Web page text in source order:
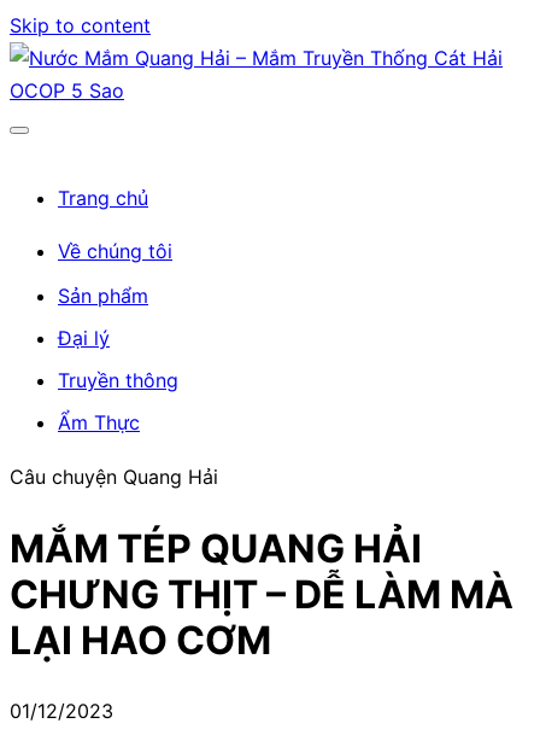
Skip to content
Trang chủ
Về chúng tôi
Sản phẩm
Đại lý
Truyền thông
Ẩm Thực
Câu chuyện Quang Hải
MẮM TÉP QUANG HẢI
CHƯNG THỊT – DỄ LÀM MÀ
LẠI HAO CƠM
01/12/2023